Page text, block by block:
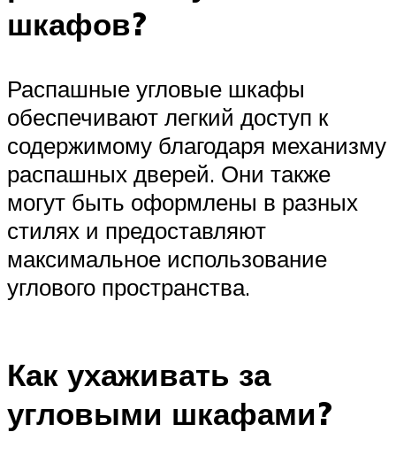
шкафов?
Распашные угловые шкафы
обеспечивают легкий доступ к
содержимому благодаря механизму
распашных дверей. Они также
могут быть оформлены в разных
стилях и предоставляют
максимальное использование
углового пространства.
Как ухаживать за
угловыми шкафами?